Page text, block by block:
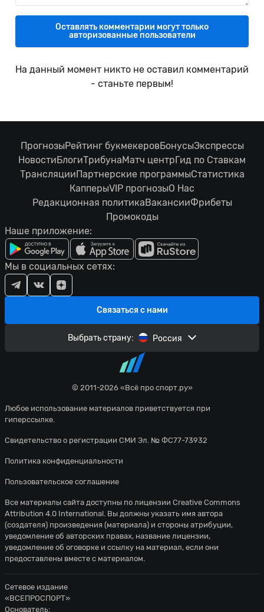
Оставлять комментарии могут только
авторизованные пользователи
На данный момент никто не оставил комментарий
- станьте первым!
© 2011-2026 «Всё про спорт.ру»
Любое использование материалов приветствуется при
гиперссылке.
Свидетельство о регистрации СМИ Эл. № ФС77-73932
Политика конфиденциальности
Пользовательское соглашение
ПрогнозыРейтинг букмекеровБонусыЭкспрессы
НовостиБлогиТрибунаМатч центрГид по Ставкам
ТрансляцииПартнерские программыСтатистика
КапперыVIP прогнозыО Нас
Редакционная политикаВакансииФрибеты
Промокоды
Наше приложение:
Связаться с нами
Мы в социальных сетях:
Выбрать страну: Россия
Все материалы сайта доступны по лицензии Creative Commons
Attribution 4.0 International . Вы должны указать имя автора
(создателя) произведения (материала) и стороны атрибуции,
уведомление об авторских правах, название лицензии,
уведомление об оговорке и ссылку на материал, если они
предоставлены вместе с материалом.
Сетевое издание
«ВСЕПРОСПОРТ»
Основатель: